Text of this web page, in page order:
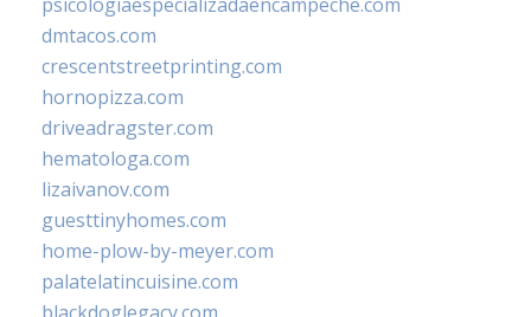
dmtacos.com
crescentstreetprinting.com
hornopizza.com
driveadragster.com
hematologa.com
lizaivanov.com
guesttinyhomes.com
home-plow-by-meyer.com
palatelatincuisine.com